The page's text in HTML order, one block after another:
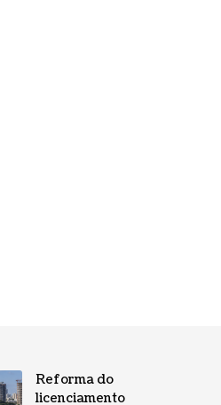
Reforma do
licenciamento